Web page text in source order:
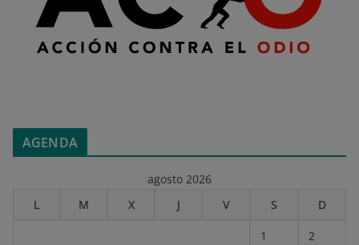
AGENDA
agosto 2026
L
M X J V S D
1 2